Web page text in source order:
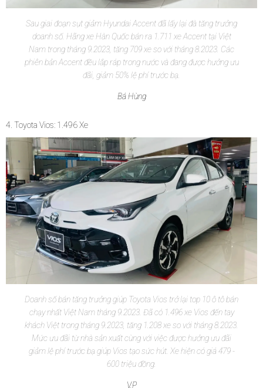
Sau giai đoạn sụt giảm Hyundai Accent đã lấy lại đà tăng trưởng
doanh số. Hãng xe Hàn Quốc bán ra 1.711 xe Accent tại Việt
Nam trong tháng 9.2023, tăng 709 xe so với tháng 8.2023. Các
phiên bản Accent đều lắp ráp trong nước và đang được hưởng ưu
đãi, giảm 50% lệ phí trước bạ.
Bá Hùng
4. Toyota Vios: 1.496 Xe
Doanh số bán tăng trưởng giúp Toyota Vios trở lại top 10 ô tô bán
chạy nhất Việt Nam tháng 9.2023. Đã có 1.496 xe Vios đến tay
khách Việt trong tháng 9.2023, tăng 1.208 xe so với tháng 8.2023.
Mức ưu đãi từ nhà sản xuất cùng với việc được hưởng ưu đãi
giảm lệ phí trước bạ giúp Vios tạo sức hút. Xe hiện có giá 479 -
600 triệu đồng.
V.P